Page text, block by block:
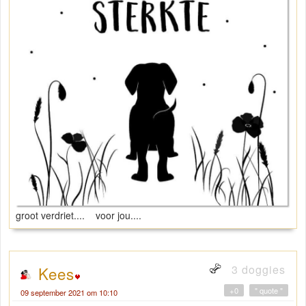
groot verdriet.... voor jou....
Kees 3 doggies
09 september 2021 om 10:10 " quote "
+0